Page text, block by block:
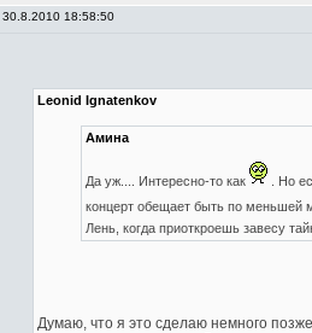
30.8.2010 18:58:50
Leonid Ignatenkov
Амина
Да уж.... Интересно-то как
. Но
концерт обещает быть по меньшей
Лень, когда приоткроешь завесу
Думаю, что я это сделаю немного